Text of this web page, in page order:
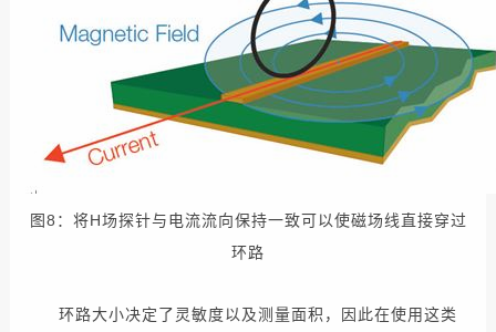
图8：将H场探针与电流流向保持一致可以使磁场线直接穿过
环路
环路大小决定了灵敏度以及测量面积，因此在使用这类